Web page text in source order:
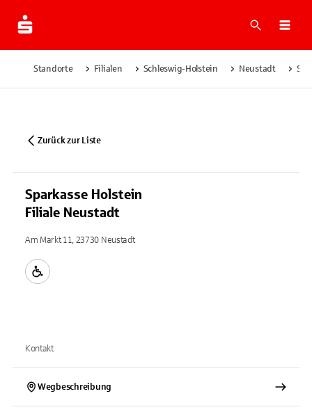
Suche
Standorte Filialen Schleswig-Holstein Neustadt
Zurück zur Liste
Sparkasse Holstein
Filiale Neustadt
Am Markt 11, 23730 Neustadt
Kontakt
Wegbeschreibung